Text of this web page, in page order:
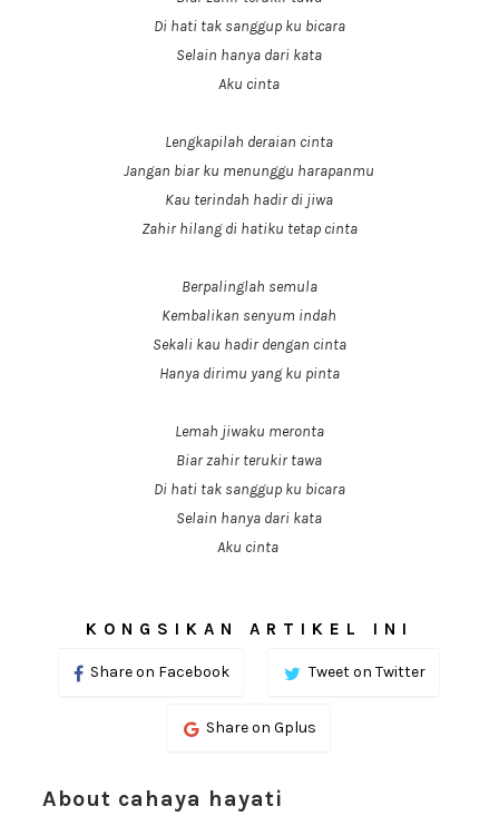
Di hati tak sanggup ku bicara
Selain hanya dari kata
Aku cinta
Lengkapilah deraian cinta
Jangan biar ku menunggu harapanmu
Kau terindah hadir di jiwa
Zahir hilang di hatiku tetap cinta
Berpalinglah semula
Kembalikan senyum indah
Sekali kau hadir dengan cinta
Hanya dirimu yang ku pinta
Lemah jiwaku meronta
Biar zahir terukir tawa
Di hati tak sanggup ku bicara
Selain hanya dari kata
Aku cinta
KONGSIKAN ARTIKEL INI
Share on Facebook Tweet on Twitter
Share on Gplus
About cahaya hayati